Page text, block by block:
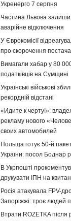
Укренерго 7 серпня
Частина Львова
аварійне відключення
У Єврокомісії
про скорочення
Вимагали хабар у 80
податківців на Сумщині
Українські військові
рекордній відстані
«Идите к черту!»:
рекламу нового
своих автомобилей
Польща готує 50-й
України: посол Боднар
В Укрпошті
друкувати ІПН на
Росія атакувала FPV-
Запоріжжі: троє людей
Втрати ROZETKA після